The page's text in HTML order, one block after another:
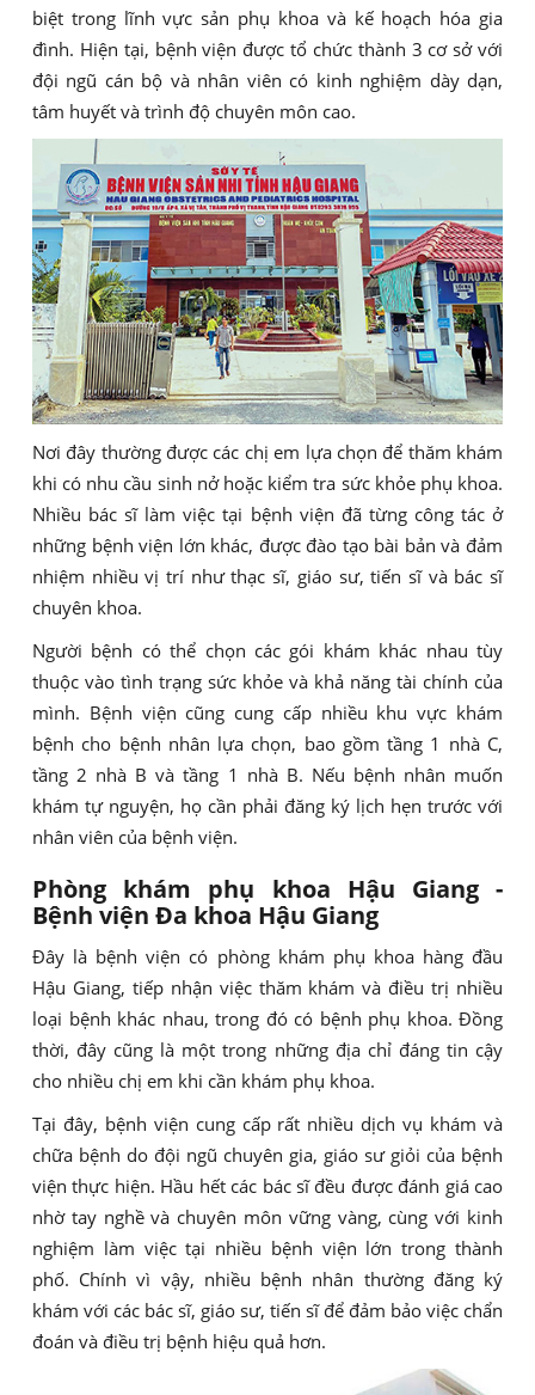
biệt trong lĩnh vực sản phụ khoa và kế hoạch hóa gia
đình. Hiện tại, bệnh viện được tổ chức thành 3 cơ sở với
đội ngũ cán bộ và nhân viên có kinh nghiệm dày dạn,
tâm huyết và trình độ chuyên môn cao.
Nơi đây thường được các chị em lựa chọn để thăm khám
khi có nhu cầu sinh nở hoặc kiểm tra sức khỏe phụ khoa.
Nhiều bác sĩ làm việc tại bệnh viện đã từng công tác ở
những bệnh viện lớn khác, được đào tạo bài bản và đảm
nhiệm nhiều vị trí như thạc sĩ, giáo sư, tiến sĩ và bác sĩ
chuyên khoa.
Người bệnh có thể chọn các gói khám khác nhau tùy
thuộc vào tình trạng sức khỏe và khả năng tài chính của
mình. Bệnh viện cũng cung cấp nhiều khu vực khám
bệnh cho bệnh nhân lựa chọn, bao gồm tầng 1 nhà C,
tầng 2 nhà B và tầng 1 nhà B. Nếu bệnh nhân muốn
khám tự nguyện, họ cần phải đăng ký lịch hẹn trước với
nhân viên của bệnh viện.
Phòng khám phụ khoa Hậu Giang -
Bệnh viện Đa khoa Hậu Giang
Đây là bệnh viện có phòng khám phụ khoa hàng đầu
Hậu Giang, tiếp nhận việc thăm khám và điều trị nhiều
loại bệnh khác nhau, trong đó có bệnh phụ khoa. Đồng
thời, đây cũng là một trong những địa chỉ đáng tin cậy
cho nhiều chị em khi cần khám phụ khoa.
Tại đây, bệnh viện cung cấp rất nhiều dịch vụ khám và
chữa bệnh do đội ngũ chuyên gia, giáo sư giỏi của bệnh
viện thực hiện. Hầu hết các bác sĩ đều được đánh giá cao
nhờ tay nghề và chuyên môn vững vàng, cùng với kinh
nghiệm làm việc tại nhiều bệnh viện lớn trong thành
phố. Chính vì vậy, nhiều bệnh nhân thường đăng ký
khám với các bác sĩ, giáo sư, tiến sĩ để đảm bảo việc chẩn
đoán và điều trị bệnh hiệu quả hơn.